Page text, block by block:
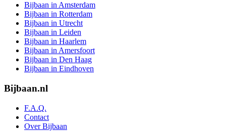
Bijbaan in Amsterdam
Bijbaan in Rotterdam
Bijbaan in Utrecht
Bijbaan in Leiden
Bijbaan in Haarlem
Bijbaan in Amersfoort
Bijbaan in Den Haag
Bijbaan in Eindhoven
Bijbaan.nl
F.A.Q.
Contact
Over Bijbaan